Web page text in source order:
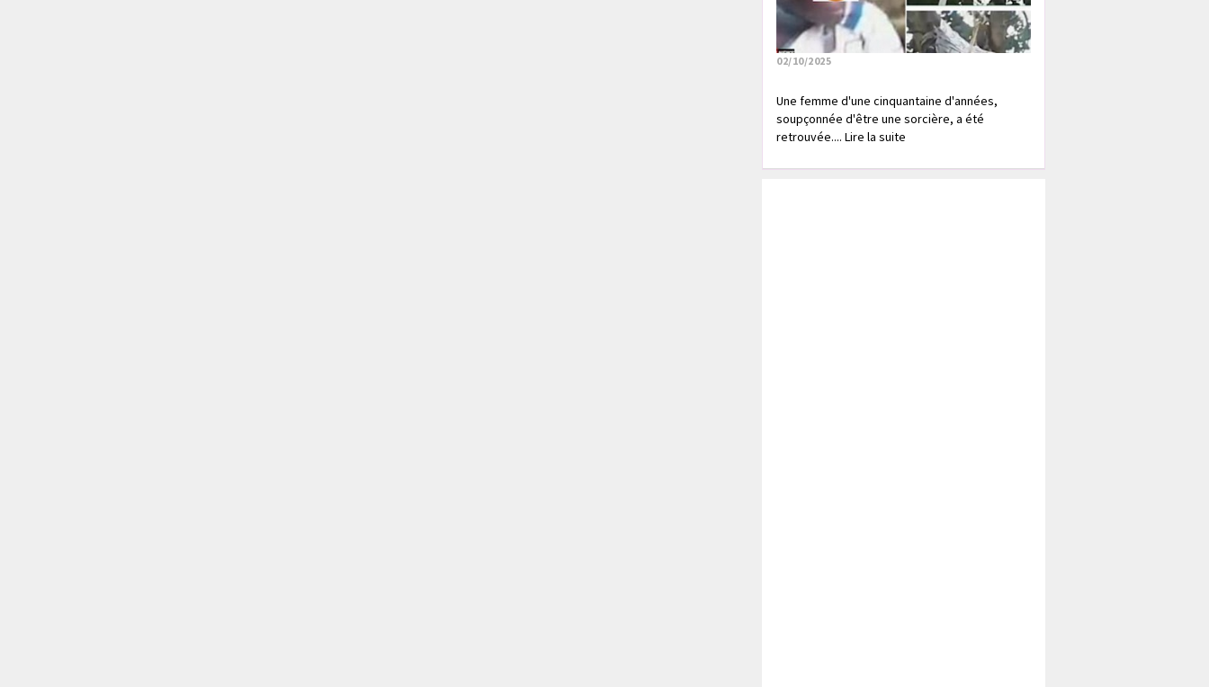
02/10/2025
Une femme d'une cinquantaine d'années,
soupçonnée d'être une sorcière, a été
retrouvée.... Lire la suite